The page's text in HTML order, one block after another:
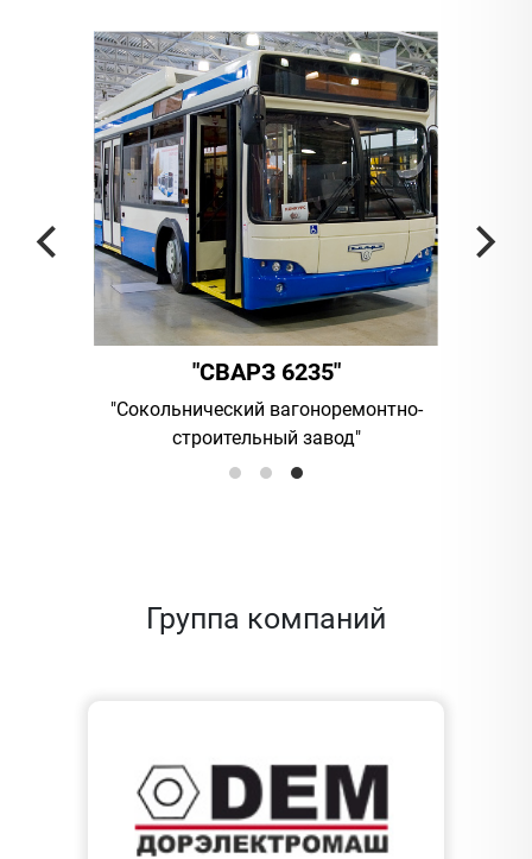
"СВАРЗ 6235"
"Сокольнический вагоноремонтно-
строительный завод"
Группа компаний